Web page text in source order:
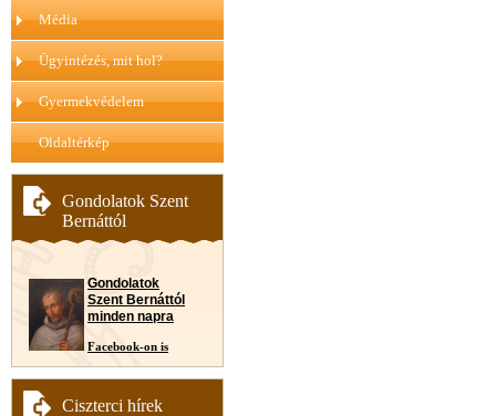
Média
Ügyintézés, mit hol?
Gyermekvédelem
Oldaltérkép
Gondolatok Szent
Bernáttól
Gondolatok
Szent Bernáttól
minden napra
Facebook-on is
Ciszterci hírek